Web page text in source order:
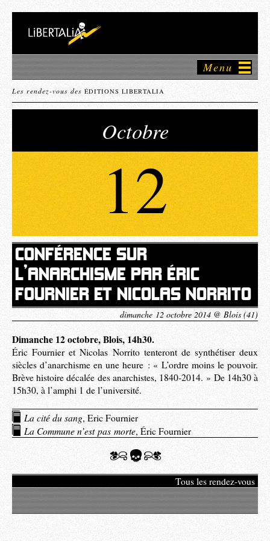
Menu
Les rendez-vous des ÉDITIONS LIBERTALIA
CONFÉRENCE SUR
L’ANARCHISME PAR ÉRIC
FOURNIER ET NICOLAS NORRITO
dimanche 12 octobre 2014 @ Blois (41)
12
Octobre
Dimanche 12 octobre, Blois, 14h30.
Éric Fournier et Nicolas Norrito tenteront de synthétiser deux
siècles d’anarchisme en une heure : « L’ordre moins le pouvoir.
Brève histoire décalée des anarchistes, 1840-2014. » De 14h30 à
15h30, à l’amphi 1 de l’université.
La cité du sang, Eric Fournier
La Commune n’est pas morte, Éric Fournier
Tous les rendez-vous